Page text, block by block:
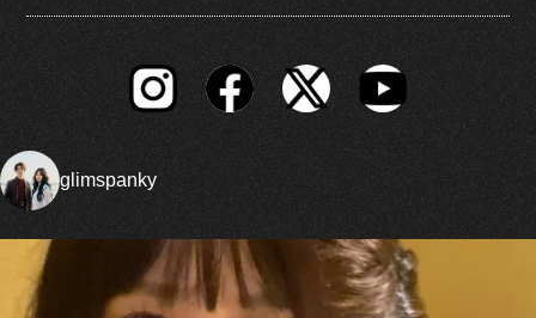
glimspanky